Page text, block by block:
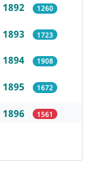
1892 1260
1893 1723
1894 1908
1895 1672
1896 1561